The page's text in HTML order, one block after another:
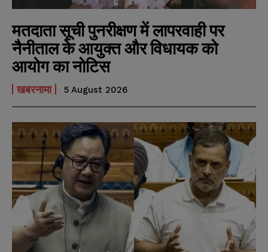
मतदाता सूची पुनरीक्षण में लापरवाही पर
नैनीताल के आयुक्त और विधायक को
आयोग का नोटिस
खबरनामा 5 August 2026